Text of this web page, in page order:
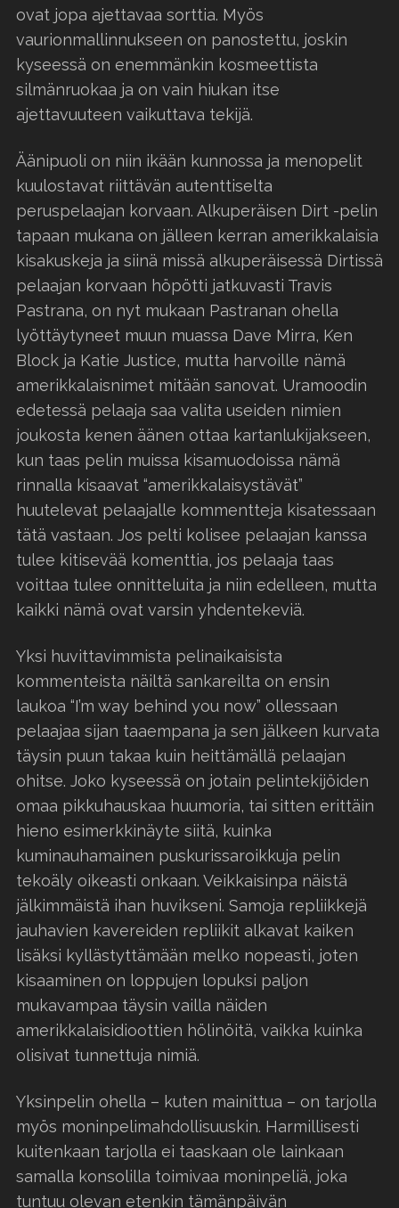
ovat jopa ajettavaa sorttia. Myös
vaurionmallinnukseen on panostettu, joskin
kyseessä on enemmänkin kosmeettista
silmänruokaa ja on vain hiukan itse
ajettavuuteen vaikuttava tekijä.
Äänipuoli on niin ikään kunnossa ja menopelit
kuulostavat riittävän autenttiselta
peruspelaajan korvaan. Alkuperäisen Dirt -pelin
tapaan mukana on jälleen kerran amerikkalaisia
kisakuskeja ja siinä missä alkuperäisessä Dirtissä
pelaajan korvaan höpötti jatkuvasti Travis
Pastrana, on nyt mukaan Pastranan ohella
lyöttäytyneet muun muassa Dave Mirra, Ken
Block ja Katie Justice, mutta harvoille nämä
amerikkalaisnimet mitään sanovat. Uramoodin
edetessä pelaaja saa valita useiden nimien
joukosta kenen äänen ottaa kartanlukijakseen,
kun taas pelin muissa kisamuodoissa nämä
rinnalla kisaavat “amerikkalaisystävät”
huutelevat pelaajalle kommentteja kisatessaan
tätä vastaan. Jos pelti kolisee pelaajan kanssa
tulee kitisevää komenttia, jos pelaaja taas
voittaa tulee onnitteluita ja niin edelleen, mutta
kaikki nämä ovat varsin yhdentekeviä.
Yksi huvittavimmista pelinaikaisista
kommenteista näiltä sankareilta on ensin
laukoa “I’m way behind you now” ollessaan
pelaajaa sijan taaempana ja sen jälkeen kurvata
täysin puun takaa kuin heittämällä pelaajan
ohitse. Joko kyseessä on jotain pelintekijöiden
omaa pikkuhauskaa huumoria, tai sitten erittäin
hieno esimerkkinäyte siitä, kuinka
kuminauhamainen puskurissaroikkuja pelin
tekoäly oikeasti onkaan. Veikkaisinpa näistä
jälkimmäistä ihan huvikseni. Samoja repliikkejä
jauhavien kavereiden repliikit alkavat kaiken
lisäksi kyllästyttämään melko nopeasti, joten
kisaaminen on loppujen lopuksi paljon
mukavampaa täysin vailla näiden
amerikkalaisidioottien hölinöitä, vaikka kuinka
olisivat tunnettuja nimiä.
Yksinpelin ohella – kuten mainittua – on tarjolla
myös moninpelimahdollisuuskin. Harmillisesti
kuitenkaan tarjolla ei taaskaan ole lainkaan
samalla konsolilla toimivaa moninpeliä, joka
tuntuu olevan etenkin tämänpäivän